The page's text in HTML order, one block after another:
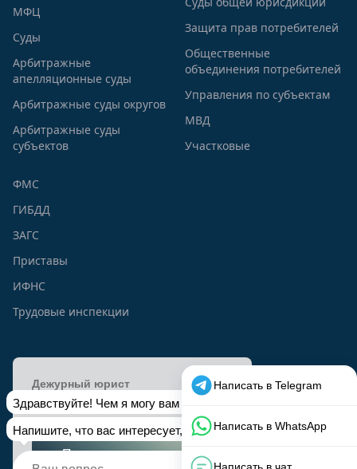
МФЦ
Суды
Арбитражные
апелляционные суды
Арбитражные суды округов
Арбитражные суды
субъектов
Защита прав потребителей
Общественные
объединения потребителей
Управления по субъектам
МВД
Участковые
ФМС
ГИБДД
ЗАГС
Приставы
ИФНС
Трудовые инспекции
О сайте
viplawyer.ru - Наш национальный портал правовой
информации был создан с целью помочь всем тем, у кого
есть сложные юридические вопросы, и кто ищет на них
грамотные и бесплатные ответы от профессиональных
юристов. Мы преследуем цель обеспечить граждан РФ